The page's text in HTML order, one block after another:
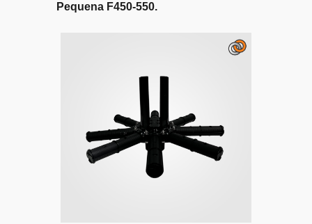
Pequena F450-550.